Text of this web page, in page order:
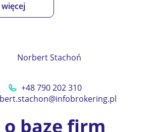
+48 790 202 310
bazę firm